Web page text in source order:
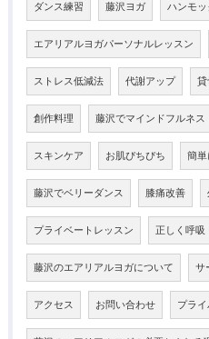
ダンス練習 藤沢ヨガ ハンモッ
エアリアルヨガパーソナルレッスン
ストレス低減法 代謝アップ 貸
創作料理 藤沢でマインドフルネス
スキンケア お肌ぴちぴち 簡単
藤沢でベリーダンス 膝痛改善
プライベートレッスン 正しく呼吸
藤沢のエアリアルヨガについて サ
アクセス お問い合わせ プラ